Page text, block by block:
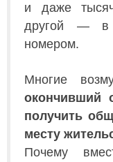
и даже
другой — в
номером.
Многие
окончивший
получить
месту
Почему